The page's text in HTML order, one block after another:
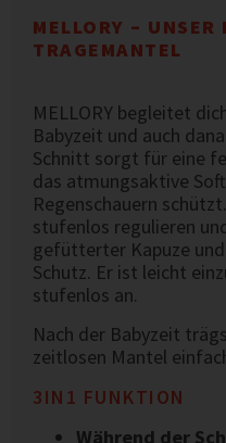
MELLORY –
TRAGEMANTEL
MELLORY begleitet
Babyzeit und auch
Schnitt sorgt für eine
das atmungsaktive
Regenschauern
stufenlos regulieren
gefütterter Kapuze
Schutz. Er ist leicht
stufenlos an.
Nach der Babyzeit
zeitlosen Mantel
3IN1 FUNKTION
Während der